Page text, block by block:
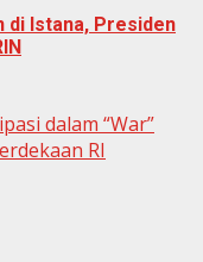
di Istana, Presiden
dalam “War”
RI